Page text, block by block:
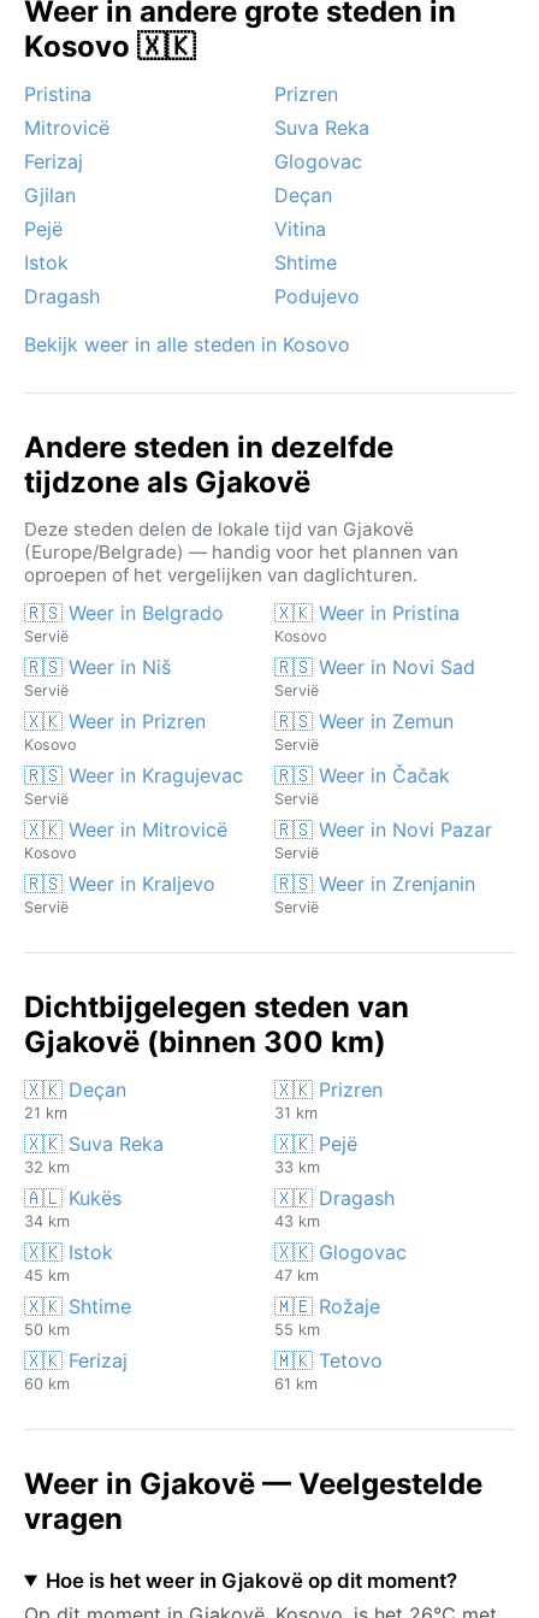
mild zijn en de regenval nog beperkt. In de zomer kan
het oncomfortabel heet worden, al blijft de stad
zeldzaam, maar af en toe kan een koude golf in de
winter voor een dun laagje sneeuw zorgen, wat het
stadsbeeld even betovert. Mist komt 's ochtends in
de herfst voor, maar verdwijnt snel. Wie drukte wil
vermijden, kiest het beste een rustig tussenseizoen.
Weer in andere grote steden in
Kosovo 🇽🇰
Pristina
Prizren
Mitrovicë
Suva Reka
Ferizaj
Glogovac
Gjilan
Deçan
Pejë
Vitina
Istok
Shtime
Dragash
Podujevo
Bekijk weer in alle steden in Kosovo
Andere steden in dezelfde
tijdzone als Gjakovë
Deze steden delen de lokale tijd van Gjakovë
(Europe/Belgrade) — handig voor het plannen van
oproepen of het vergelijken van daglichturen.
🇷🇸 Weer in Belgrado
Servië
🇽🇰 Weer in Pristina
Kosovo
🇷🇸 Weer in Niš
Servië
🇷🇸 Weer in Novi Sad
Servië
🇽🇰 Weer in Prizren
Kosovo
🇷🇸 Weer in Zemun
Servië
🇷🇸 Weer in Kragujevac
Servië
🇷🇸 Weer in Čačak
Servië
🇽🇰 Weer in Mitrovicë
Kosovo
🇷🇸 Weer in Novi Pazar
Servië
🇷🇸 Weer in Kraljevo
Servië
🇷🇸 Weer in Zrenjanin
Servië
Dichtbijgelegen steden van
Gjakovë (binnen 300 km)
🇽🇰 Deçan
21 km
🇽🇰 Prizren
31 km
🇽🇰 Suva Reka
32 km
🇽🇰 Pejë
33 km
🇦🇱 Kukës
34 km
🇽🇰 Dragash
43 km
🇽🇰 Istok
45 km
🇽🇰 Glogovac
47 km
🇽🇰 Shtime
50 km
🇲🇪 Rožaje
55 km
🇽🇰 Ferizaj
60 km
🇲🇰 Tetovo
61 km
Weer in Gjakovë — Veelgestelde
vragen
Hoe is het weer in Gjakovë op dit moment?